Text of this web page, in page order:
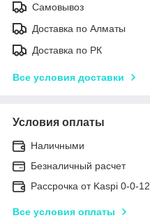
Самовывоз
Доставка по Алматы
Доставка по РК
Все условия доставки
Условия оплаты
Наличными
Безналичный расчет
Рассрочка от Kaspi 0-0-12
Все условия оплаты